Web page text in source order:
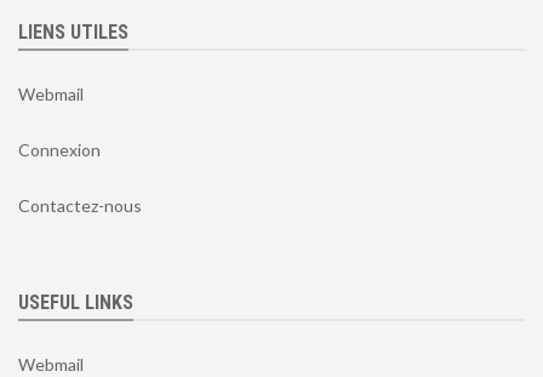
LIENS UTILES
Webmail
Connexion
Contactez-nous
USEFUL LINKS
Webmail